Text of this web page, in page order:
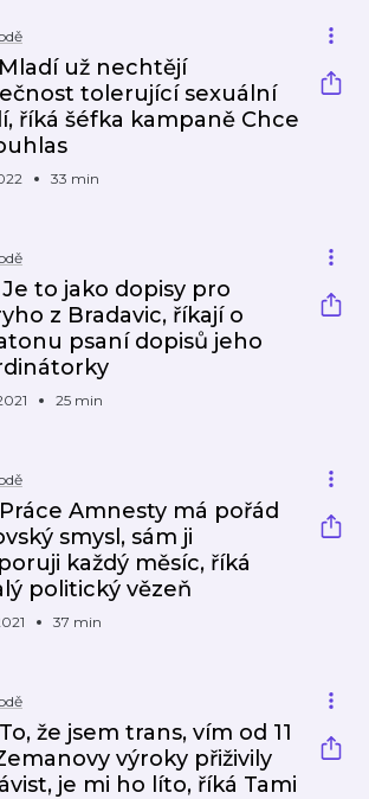
už nechtějí
tolerující sexuální
říká šéfka kampaně Chce
33 min
to jako dopisy pro
z Bradavic, říkají o
psaní dopisů jeho
25 min
Amnesty má pořád
smysl, sám ji
každý měsíc, říká
politický vězeň
37 min
že jsem trans, vím od 11
výroky přiživily
je mi ho líto, říká Tami